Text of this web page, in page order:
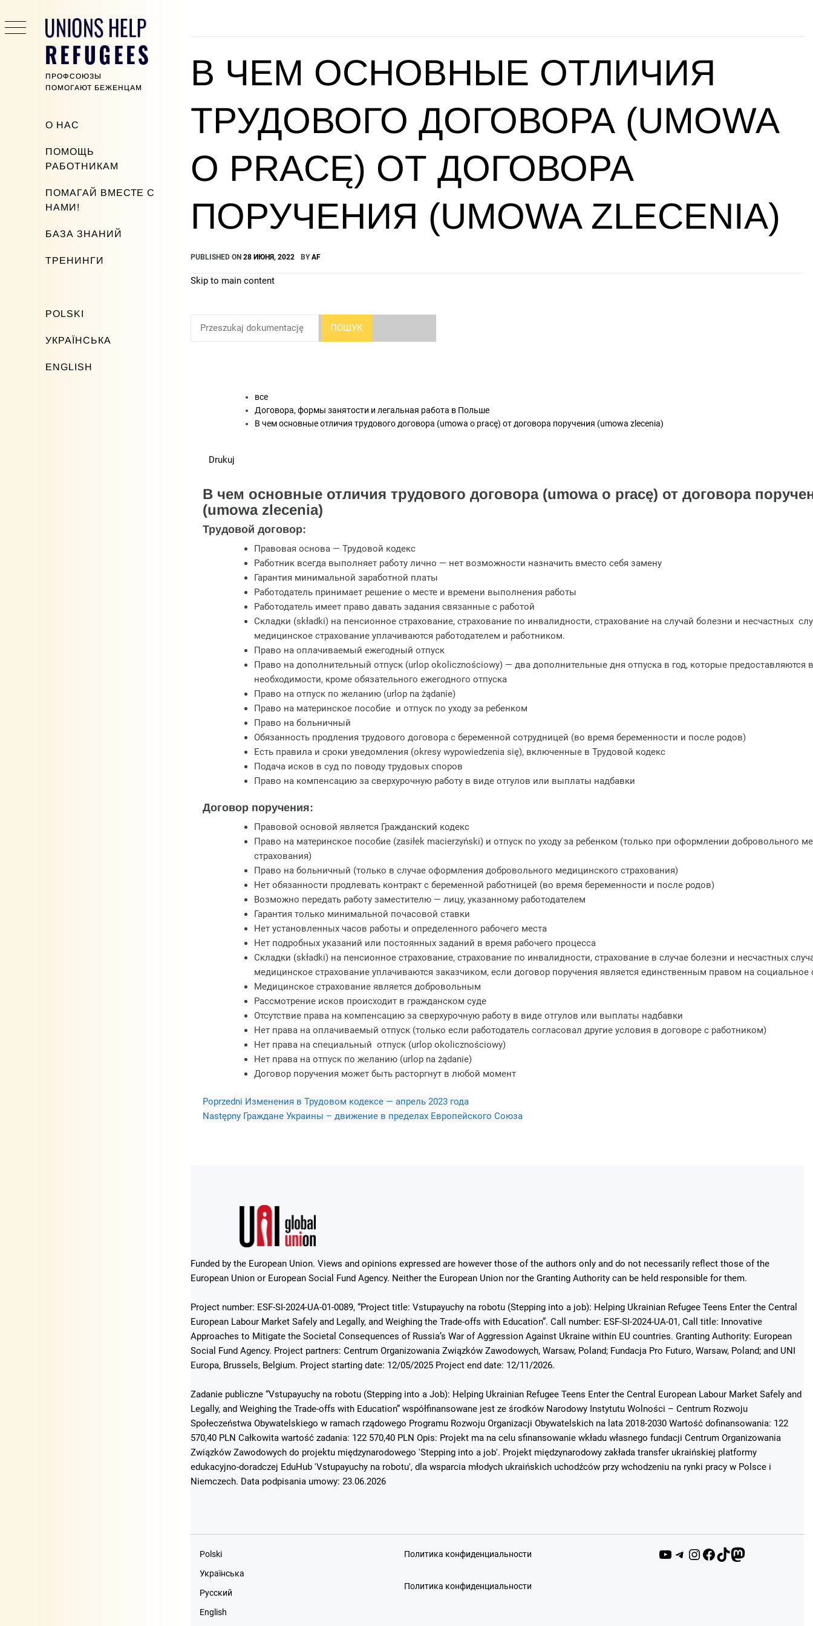
ПРОФСОЮЗЫ
ПОМОГАЮТ БЕЖЕНЦАМ
Menu
О НАС
ПОМОЩЬ
РАБОТНИКАМ
ПОМАГАЙ ВМЕСТЕ С
НАМИ!
БАЗА ЗНАНИЙ
ТРЕНИНГИ
POLSKI
УКРАЇНСЬКА
ENGLISH
to
content
В ЧЕМ ОСНОВНЫЕ ОТЛИЧИЯ
ТРУДОВОГО ДОГОВОРА (UMOWA
O PRACĘ) ОТ ДОГОВОРА
ПОРУЧЕНИЯ (UMOWA ZLECENIA)
PUBLISHED ON 28 ИЮНЯ, 2022 BYAF
Skip to main content
ПОШУК
все
Договора, формы занятости и легальная работа в Польше
В чем основные отличия трудового договора (umowa o pracę) от договора поручения (umowa zlecenia)
Drukuj
В чем основные отличия трудового договора (umowa o pracę) от договора
(umowa zlecenia)
Трудовой договор:
Правовая основа — Трудовой кодекс
Работник всегда выполняет работу лично — нет возможности назначить вместо себя замену
Гарантия минимальной заработной платы
Работодатель принимает решение о месте и времени выполнения работы
Работодатель имеет право давать задания связанные с работой
Складки (składki) на пенсионное страхование, страхование по инвалидности, страхование на случай болезни и несчастных
медицинское страхование уплачиваются работодателем и работником.
Право на оплачиваемый ежегодный отпуск
Право на дополнительный отпуск (urlop okolicznościowy) — два дополнительные дня отпуска в год, которые предоставляются
необходимости, кроме обязательного ежегодного отпуска
Право на отпуск по желанию (urlop na żądanie)
Право на материнское пособие и отпуск по уходу за ребенком
Право на больничный
Обязанность продления трудового договора с беременной сотрудницей (во время беременности и после родов)
Есть правила и сроки уведомления (okresy wypowiedzenia się), включенные в Трудовой кодекс
Подача исков в суд по поводу трудовых споров
Право на компенсацию за сверхурочную работу в виде отгулов или выплаты надбавки
Договор поручения:
Правовой основой является Гражданский кодекс
Право на материнское пособие (zasiłek macierzyński) и отпуск по уходу за ребенком (только при оформлении добровольного
страхования)
Право на больничный (только в случае оформления добровольного медицинского страхования)
Нет обязанности продлевать контракт с беременной работницей (во время беременности и после родов)
Возможно передать работу заместителю — лицу, указанному работодателем
Гарантия только минимальной почасовой ставки
Нет установленных часов работы и определенного рабочего места
Нет подробных указаний или постоянных заданий в время рабочего процесса
Складки (składki) на пенсионное страхование, страхование по инвалидности, страхование в случае болезни и несчастных
медицинское страхование уплачиваются заказчиком, если договор поручения является единственным правом на социальное
Медицинское страхование является добровольным
Рассмотрение исков происходит в гражданском суде
Отсутствие права на компенсацию за сверхурочную работу в виде отгулов или выплаты надбавки
Нет права на оплачиваемый отпуск (только если работодатель согласовал другие условия в договоре с работником)
Нет права на специальный отпуск (urlop okolicznościowy)
Нет права на отпуск по желанию (urlop na żądanie)
Договор поручения может быть расторгнут в любой момент
Poprzedni Изменения в Трудовом кодексе — апрель 2023 года
Następny Граждане Украины – движение в пределах Европейского Союза
Funded by the European Union. Views and opinions expressed are however those of the authors only and do not necessarily reflect those of the
European Union or European Social Fund Agency. Neither the European Union nor the Granting Authority can be held responsible for them.
Project number: ESF-SI-2024-UA-01-0089, “Project title: Vstupayuchy na robotu (Stepping into a job): Helping Ukrainian Refugee Teens Enter the Central
European Labour Market Safely and Legally, and Weighing the Trade-offs with Education”. Call number: ESF-SI-2024-UA-01, Call title: Innovative
Approaches to Mitigate the Societal Consequences of Russia’s War of Aggression Against Ukraine within EU countries. Granting Authority: European
Social Fund Agency. Project partners: Centrum Organizowania Związków Zawodowych, Warsaw, Poland; Fundacja Pro Futuro, Warsaw, Poland; and UNI
Europa, Brussels, Belgium. Project starting date: 12/05/2025 Project end date: 12/11/2026.
Zadanie publiczne “Vstupayuchy na robotu (Stepping into a Job): Helping Ukrainian Refugee Teens Enter the Central European Labour Market Safely and
Legally, and Weighing the Trade-offs with Education” współfinansowane jest ze środków Narodowy Instytutu Wolności – Centrum Rozwoju
Społeczeństwa Obywatelskiego w ramach rządowego Programu Rozwoju Organizacji Obywatelskich na lata 2018-2030 Wartość dofinansowania: 122
570,40 PLN Całkowita wartość zadania: 122 570,40 PLN Opis: Projekt ma na celu sfinansowanie wkładu własnego fundacji Centrum Organizowania
Związków Zawodowych do projektu międzynarodowego 'Stepping into a job'. Projekt międzynarodowy zakłada transfer ukraińskiej platformy
edukacyjno-doradczej EduHub 'Vstupayuchy na robotu', dla wsparcia młodych ukraińskich uchodźców przy wchodzeniu na rynki pracy w Polsce i
Niemczech. Data podpisania umowy: 23.06.2026
Polski
Українська
Русский
English
Политика конфиденциальности
Политика конфиденциальности
YouTube
Telegram
Instagram
Facebook
TikTok
Mastodon